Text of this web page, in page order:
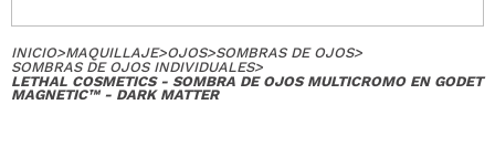
INICIO>MAQUILLAJE>OJOS>SOMBRAS DE OJOS>
SOMBRAS DE OJOS INDIVIDUALES>
LETHAL COSMETICS - SOMBRA DE OJOS MULTICROMO EN GODET
MAGNETIC™ - DARK MATTER